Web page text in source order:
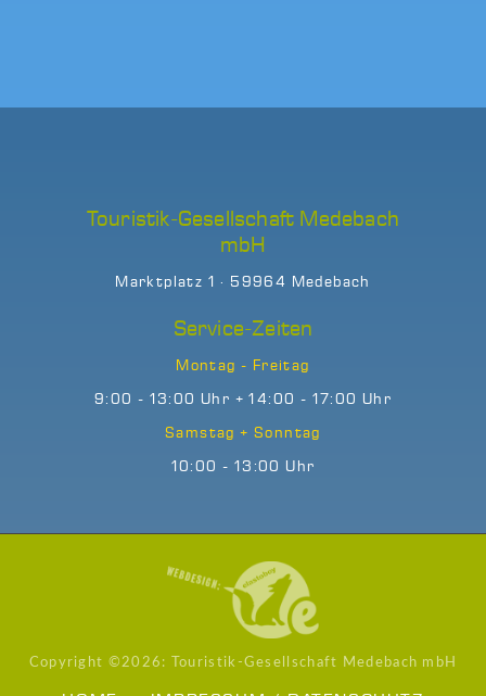
Touristik-Gesellschaft Medebach
mbH
Marktplatz 1 · 59964 Medebach
Service-Zeiten
Montag - Freitag
9:00 - 13:00 Uhr + 14:00 - 17:00 Uhr
Samstag + Sonntag
10:00 - 13:00 Uhr
Copyright ©2026: Touristik-Gesellschaft Medebach mbH